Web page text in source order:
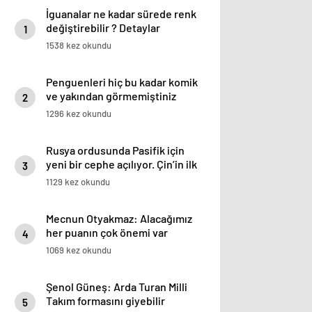
1
İguanalar ne kadar sürede renk
değiştirebilir ? Detaylar
burada…
1538 kez okundu
2
Penguenleri hiç bu kadar komik
ve yakından görmemiştiniz
1296 kez okundu
3
Rusya ordusunda Pasifik için
yeni bir cephe açılıyor. Çin’in ilk
tepkisi!
1129 kez okundu
4
Mecnun Otyakmaz: Alacağımız
her puanın çok önemi var
1069 kez okundu
5
Şenol Güneş: Arda Turan Milli
Takım formasını giyebilir